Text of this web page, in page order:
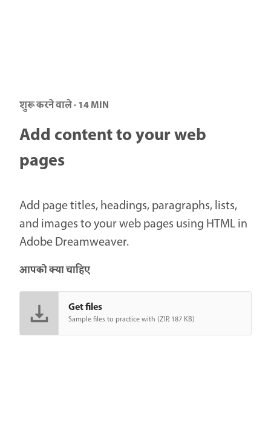
शुरू करने वाले · 14 MIN
Add content to your web
pages
Add page titles, headings, paragraphs, lists,
and images to your web pages using HTML in
Adobe Dreamweaver.
आपको क्या चाहिए
Get files
Sample files to practice with (ZIP, 187 KB)